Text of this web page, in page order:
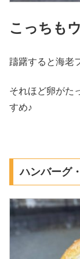
こっちも
躊躇すると海老
それほど卵がた
すめ♪
ハンバーグ